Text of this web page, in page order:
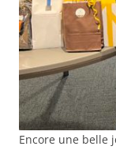
Encore une belle